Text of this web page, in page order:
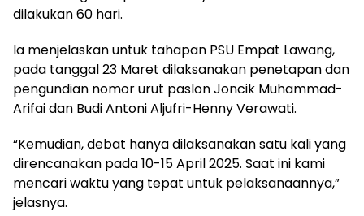
dilakukan 60 hari.
Ia menjelaskan untuk tahapan PSU Empat Lawang,
pada tanggal 23 Maret dilaksanakan penetapan dan
pengundian nomor urut paslon Joncik Muhammad-
Arifai dan Budi Antoni Aljufri-Henny Verawati.
“Kemudian, debat hanya dilaksanakan satu kali yang
direncanakan pada 10-15 April 2025. Saat ini kami
mencari waktu yang tepat untuk pelaksanaannya,”
jelasnya.